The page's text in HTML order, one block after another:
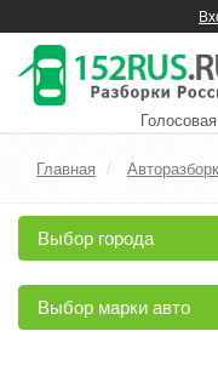
Главная
Выбор города
Выбор марки авто